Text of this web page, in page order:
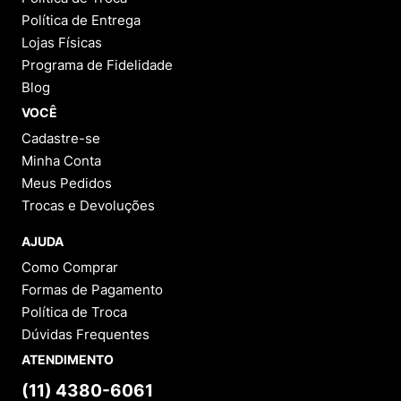
Política de Entrega
Lojas Físicas
Programa de Fidelidade
Blog
VOCÊ
Cadastre-se
Minha Conta
Meus Pedidos
Trocas e Devoluções
AJUDA
Como Comprar
Formas de Pagamento
Política de Troca
Dúvidas Frequentes
ATENDIMENTO
(11) 4380-6061